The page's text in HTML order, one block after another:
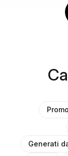
Promo
Generati